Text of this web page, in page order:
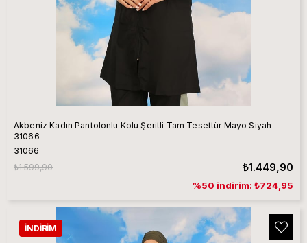
Akbeniz Kadın Pantolonlu Kolu Şeritli Tam Tesettür Mayo Siyah
31066
31066
₺1.449,90
₺1.599,90
%50 indirim: ₺724,95
İNDIRIM